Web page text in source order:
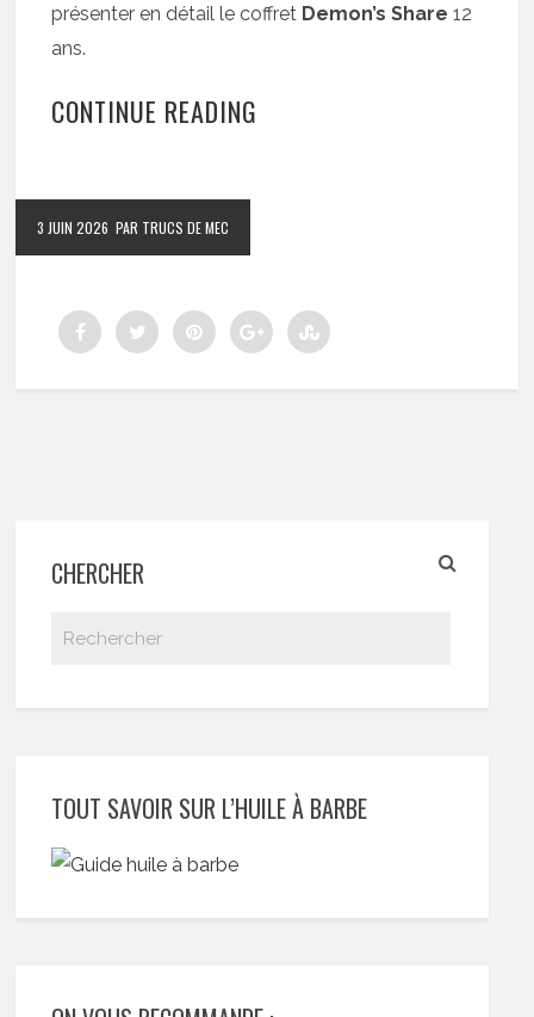
présenter en détail le coffret Demon’s Share 12
ans.
CONTINUE READING
3 JUIN 2026 PAR TRUCS DE MEC
CHERCHER
TOUT SAVOIR SUR L’HUILE À BARBE